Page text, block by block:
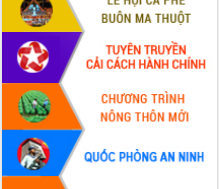
Đắk Lắk sẵn sàng các điều kiện cho
Ngày hội bầu cử đại biểu Quốc hội
khóa XVI và HĐND các cấp nhiệm kỳ
2026-2031
Đảm bảo cuộc bầu cử đại biểu Quốc
hội và đại biểu HĐND các cấp diễn ra
an toàn, hiệu quả, đúng quy định
Thủ tướng Chính phủ Phạm Minh Chính
kiểm tra, chỉ đạo hoàn thành các dự
án cao tốc và thăm khu tái định cư tại
Đắk Lắk
Sôi nổi Hội đua ngựa truyền thống Gò
Thì Thùng mừng Xuân Bính Ngọ 2026
Lãnh đạo tỉnh dâng hương tưởng niệm
tại Đập Đồng Cam đầu Xuân Bính Ngọ
Ngành nông nghiệp phấn đấu tăng
trưởng đạt 5,86% trong năm 2026
UBND tỉnh Đắk Lắk triển khai công tác